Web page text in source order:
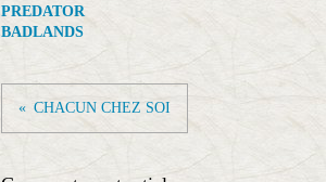
PREDATOR
BADLANDS
CHACUN CHEZ SOI